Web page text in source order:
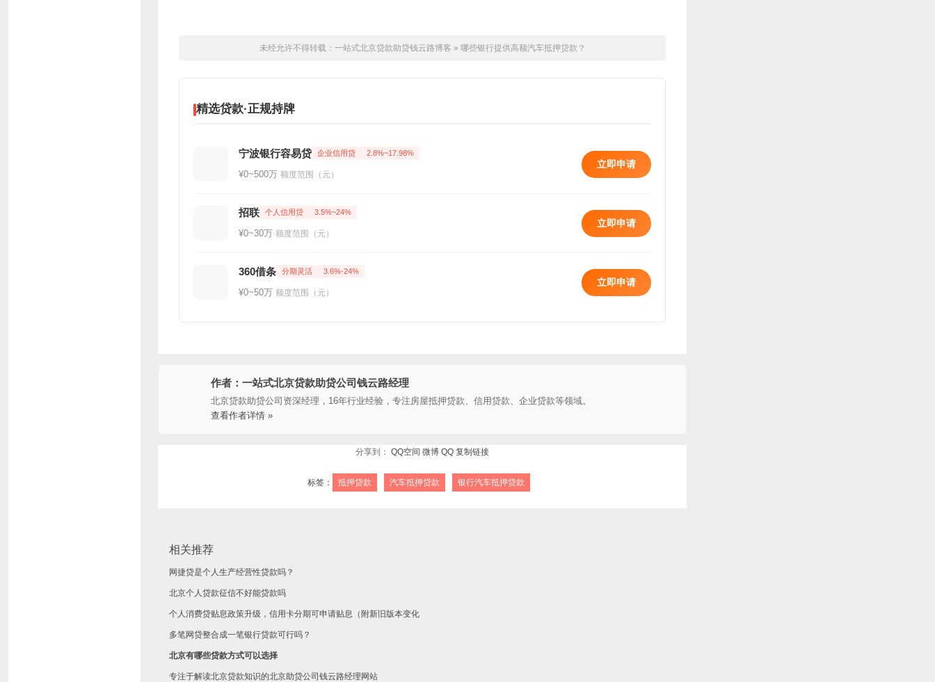
未经允许不得转载： 一站式北京贷款助贷钱云路博客 » 哪些银行提供高额汽车抵押贷款？
精选贷款·正规持牌
宁波银行容易贷 企业信用贷 2.8%~17.98%
¥0~500万 额度范围（元）
立即申请
招联 个人信用贷 3.5%~24%
¥0~30万 额度范围（元）
立即申请
360借条 分期灵活 3.6%-24%
¥0~50万 额度范围（元）
立即申请
作者：一站式北京贷款助贷公司钱云路经理
北京贷款助贷公司资深经理，16年行业经验，专注房屋抵押贷款、信用贷款、企业贷款等领域。
查看作者详情 »
分享到： QQ空间 微博 QQ 复制链接
标签： 抵押贷款 汽车抵押贷款 银行汽车抵押贷款
相关推荐
网捷贷是个人生产经营性贷款吗？
北京个人贷款征信不好能贷款吗
个人消费贷贴息政策升级，信用卡分期可申请贴息（附新旧版本变化
多笔网贷整合成一笔银行贷款可行吗？
北京有哪些贷款方式可以选择
专注于解读北京贷款知识的北京助贷公司钱云路经理网站